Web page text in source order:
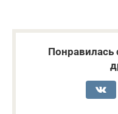
Понравилась